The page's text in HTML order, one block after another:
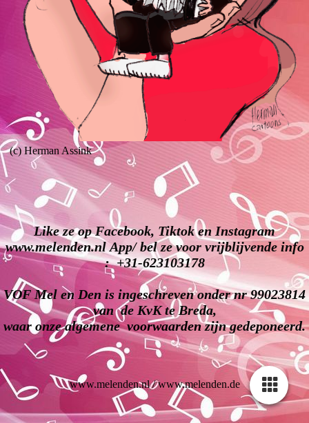
(c) Herman Assink
Like ze op Facebook, Tiktok en Instagram
www.melenden.nl App/ bel ze voor vrijblijvende info
: +31-623103178
VOF Mel en Den is ingeschreven onder nr 99023814
van de KvK te Breda,
waar onze algemenevoorwaardenzijn gedeponeerd.
www.melenden.nl / www.melenden.de